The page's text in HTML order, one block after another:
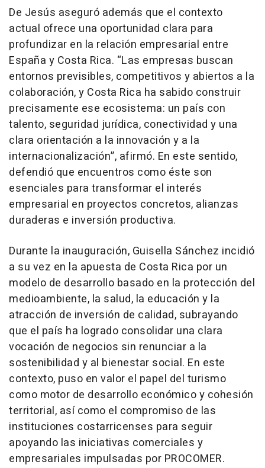
De Jesús aseguró además que el contexto
actual ofrece una oportunidad clara para
profundizar en la relación empresarial entre
España y Costa Rica. “Las empresas buscan
entornos previsibles, competitivos y abiertos a la
colaboración, y Costa Rica ha sabido construir
precisamente ese ecosistema: un país con
talento, seguridad jurídica, conectividad y una
clara orientación a la innovación y a la
internacionalización”, afirmó. En este sentido,
defendió que encuentros como éste son
esenciales para transformar el interés
empresarial en proyectos concretos, alianzas
duraderas e inversión productiva.
Durante la inauguración, Guisella Sánchez incidió
a su vez en la apuesta de Costa Rica por un
modelo de desarrollo basado en la protección del
medioambiente, la salud, la educación y la
atracción de inversión de calidad, subrayando
que el país ha logrado consolidar una clara
vocación de negocios sin renunciar a la
sostenibilidad y al bienestar social. En este
contexto, puso en valor el papel del turismo
como motor de desarrollo económico y cohesión
territorial, así como el compromiso de las
instituciones costarricenses para seguir
apoyando las iniciativas comerciales y
empresariales impulsadas por PROCOMER.